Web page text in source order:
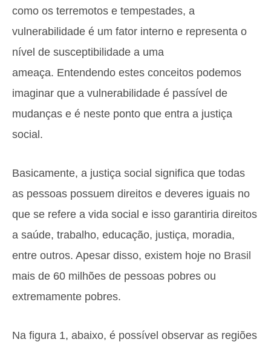
como os terremotos e tempestades, a
vulnerabilidade é um fator interno e representa o
nível de susceptibilidade a uma
ameaça. Entendendo estes conceitos podemos
imaginar que a vulnerabilidade é passível de
mudanças e é neste ponto que entra a justiça
social.
Basicamente, a justiça social significa que todas
as pessoas possuem direitos e deveres iguais no
que se refere a vida social e isso garantiria direitos
a saúde, trabalho, educação, justiça, moradia,
entre outros. Apesar disso, existem hoje no Brasil
mais de 60 milhões de pessoas pobres ou
extremamente pobres.
Na figura 1, abaixo, é possível observar as regiões